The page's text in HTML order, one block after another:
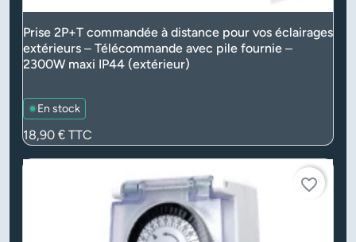
Prise 2P+T commandée à distance pour vos éclairages
extérieurs – Télécommande avec pile fournie –
2300W maxi IP44 (extérieur)
En stock
Prix
18,90 € TTC
favorite_border